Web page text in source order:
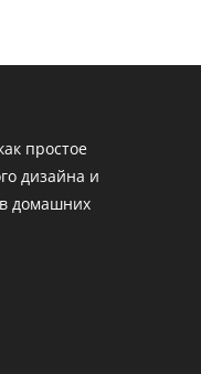
простое
дизайна и
домашних